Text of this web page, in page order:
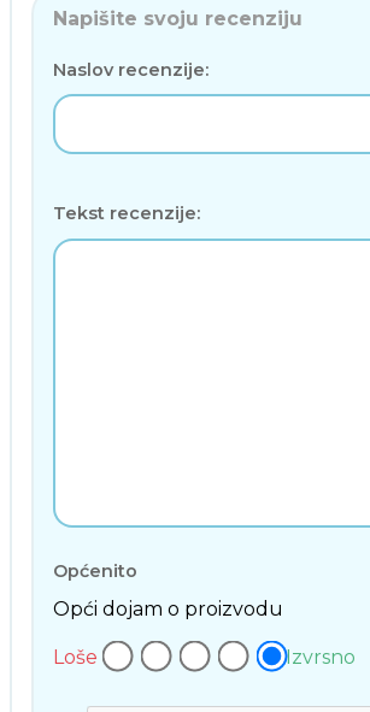
Napišite svoju recenziju
Naslov recenzije:
Tekst recenzije:
Općenito
Opći dojam o proizvodu
Loše Izvrsno